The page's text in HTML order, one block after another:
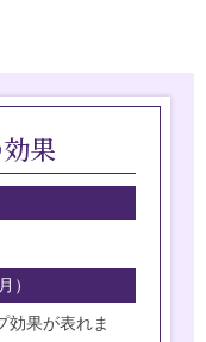
果
）
効果が表れま